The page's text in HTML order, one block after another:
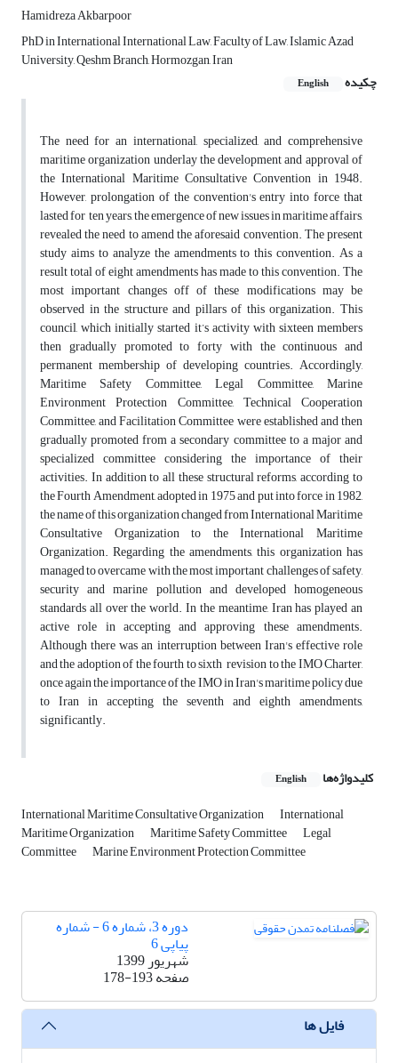
Hamidreza Akbarpoor
PhD in International International Law, Faculty of Law, Islamic Azad
University, Qeshm Branch, Hormozgan, Iran
چکیده
English
The need for an international, specialized, and comprehensive
maritime organization underlay the development and approval of
the International Maritime Consultative Convention in 1948.
However, prolongation of the convention's entry into force that
lasted for ten years, the emergence of new issues in maritime affairs,
revealed the need to amend the aforesaid convention. The present
study aims to analyze the amendments to this convention. As a
result total of eight amendments has made to this convention. The
most important changes off of these modifications may be
observed in the structure and pillars of this organization. This
council, which initially started it’s activity with sixteen members
then gradually promoted to forty with the continuous and
permanent membership of developing countries. Accordingly,
Maritime Safety Committee, Legal Committee, Marine
Environment Protection Committee, Technical Cooperation
Committee, and Facilitation Committee were established and then
gradually promoted from a secondary committee to a major and
specialized committee considering the importance of their
activities. In addition to all these structural reforms, according to
the Fourth Amendment, adopted in 1975 and put into force in 1982,
the name of this organization changed from International Maritime
Consultative Organization to the International Maritime
Organization. Regarding the amendments, this organization has
managed to overcame with the most important challenges of safety,
security and marine pollution and developed homogeneous
standards all over the world. In the meantime, Iran has played an
active role in accepting and approving these amendments.
Although there was an interruption between Iran's effective role
and the adoption of the fourth to sixth revision to the IMO Charter,
once again the importance of the IMO in Iran's maritime policy due
to Iran in accepting the seventh and eighth amendments,
significantly.
کلیدواژه‌ها English
International Maritime Consultative Organization International
Maritime Organization Maritime Safety Committee Legal
Committee Marine Environment Protection Committee
دوره 3، شماره 6 - شماره
پیاپی 6
شهریور 1399
صفحه178-193
فایل ها